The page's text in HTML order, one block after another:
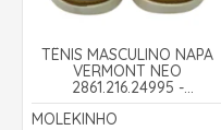
TÊNIS MASCULINO NAPA
VERMONT NEO
2861.216.24995 -
MOLEKINHO
MOLEKINHO